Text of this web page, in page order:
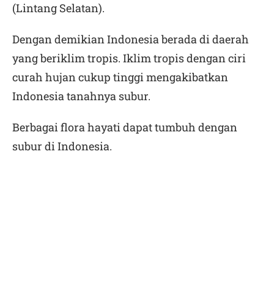
(Lintang Selatan).
Dengan demikian Indonesia berada di daerah
yang beriklim tropis. Iklim tropis dengan ciri
curah hujan cukup tinggi mengakibatkan
Indonesia tanahnya subur.
Berbagai flora hayati dapat tumbuh dengan
subur di Indonesia.